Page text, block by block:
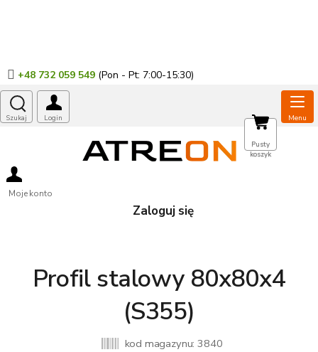
+48 732 059 549
Moje konto
Zaloguj się
KOSZYK
Pusty
koszyk
Profil stalowy 80x80x4
(S355)
kod magazynu: 3840